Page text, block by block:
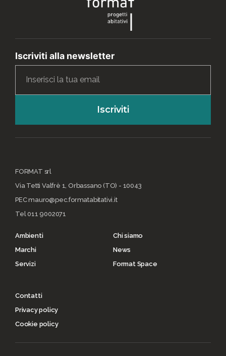
Iscriviti alla newsletter
Iscriviti
FORMAT srl
Via Tetti Valfrè 1, Orbassano (TO) - 10043
PEC mauro@pec.formatabitativi.it
Tel 011 9002071
Ambienti
Marchi
Servizi
Chi siamo
News
Format Space
Contatti
Privacy policy
Cookie policy